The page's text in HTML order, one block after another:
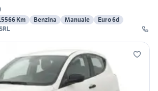
)
Km Benzina Manuale
Euro 6d